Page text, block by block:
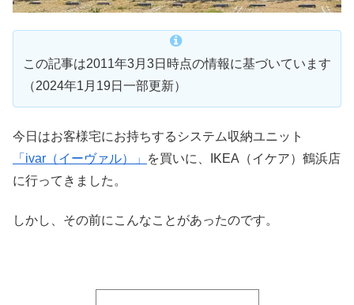
この記事は2011年3月3日時点の情報に基づいています
（2024年1月19日一部更新）
今日はお客様宅にお持ちするシステム収納ユニット
「ivar（イーヴァル）」
を買いに、IKEA（イケア）鶴浜店
に行ってきました。
しかし、その前にこんなことがあったのです。